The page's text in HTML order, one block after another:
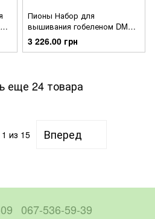
Пионы Набор для
вышивания гобеленом DMC
C123K/81
3 226.00 грн
еще 24 товара
1 из 15 Вперед
067-536-59-39